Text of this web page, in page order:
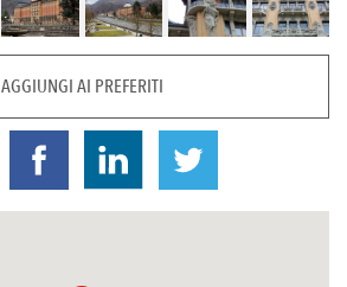
AGGIUNGI AI PREFERITI